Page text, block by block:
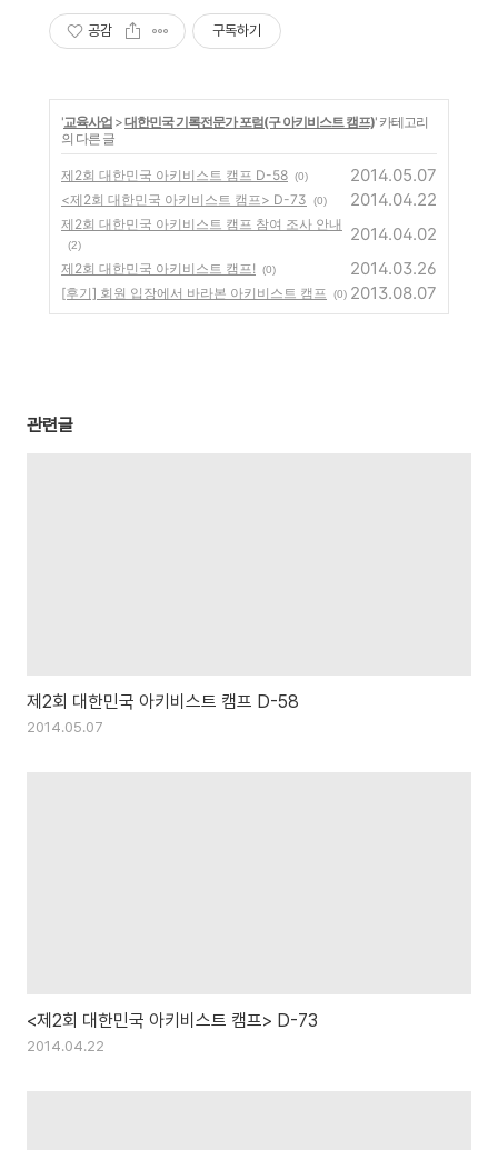
공감 구독하기
'교육사업 >대한민국 기록전문가 포럼(구 아키비스트 캠프)' 카테고리
의 다른 글
제2회 대한민국 아키비스트 캠프 D-58 (0) 2014.05.07
<제2회 대한민국 아키비스트 캠프> D-73 (0) 2014.04.22
제2회 대한민국 아키비스트 캠프 참여 조사 안내
(2)
2014.04.02
제2회 대한민국 아키비스트 캠프! (0) 2014.03.26
[후기] 회원 입장에서 바라본 아키비스트 캠프 (0) 2013.08.07
관련글
제2회 대한민국 아키비스트 캠프 D-58
2014.05.07
<제2회 대한민국 아키비스트 캠프> D-73
2014.04.22